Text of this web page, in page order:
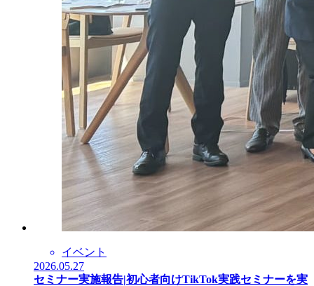
イベント
2026.05.27
セミナー実施報告|初心者向けTikTok実践セミナーを実